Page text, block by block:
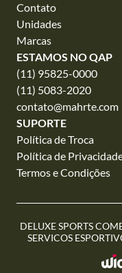
Contato
Unidades
Marcas
ESTAMOS NO QAP
(11) 95825-0000
(11) 5083-2020
contato@mahrte.com
SUPORTE
Política de Troca
Política de
Termos e Condições
DELUXE SPORTS
SERVICOS